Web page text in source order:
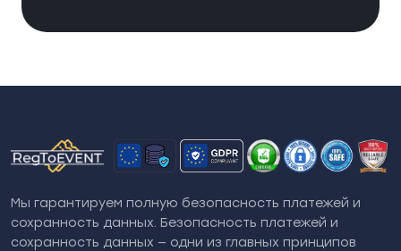
Мы гарантируем полную безопасность платежей и
сохранность данных. Безопасность платежей и
сохранность данных — одни из главных принципов